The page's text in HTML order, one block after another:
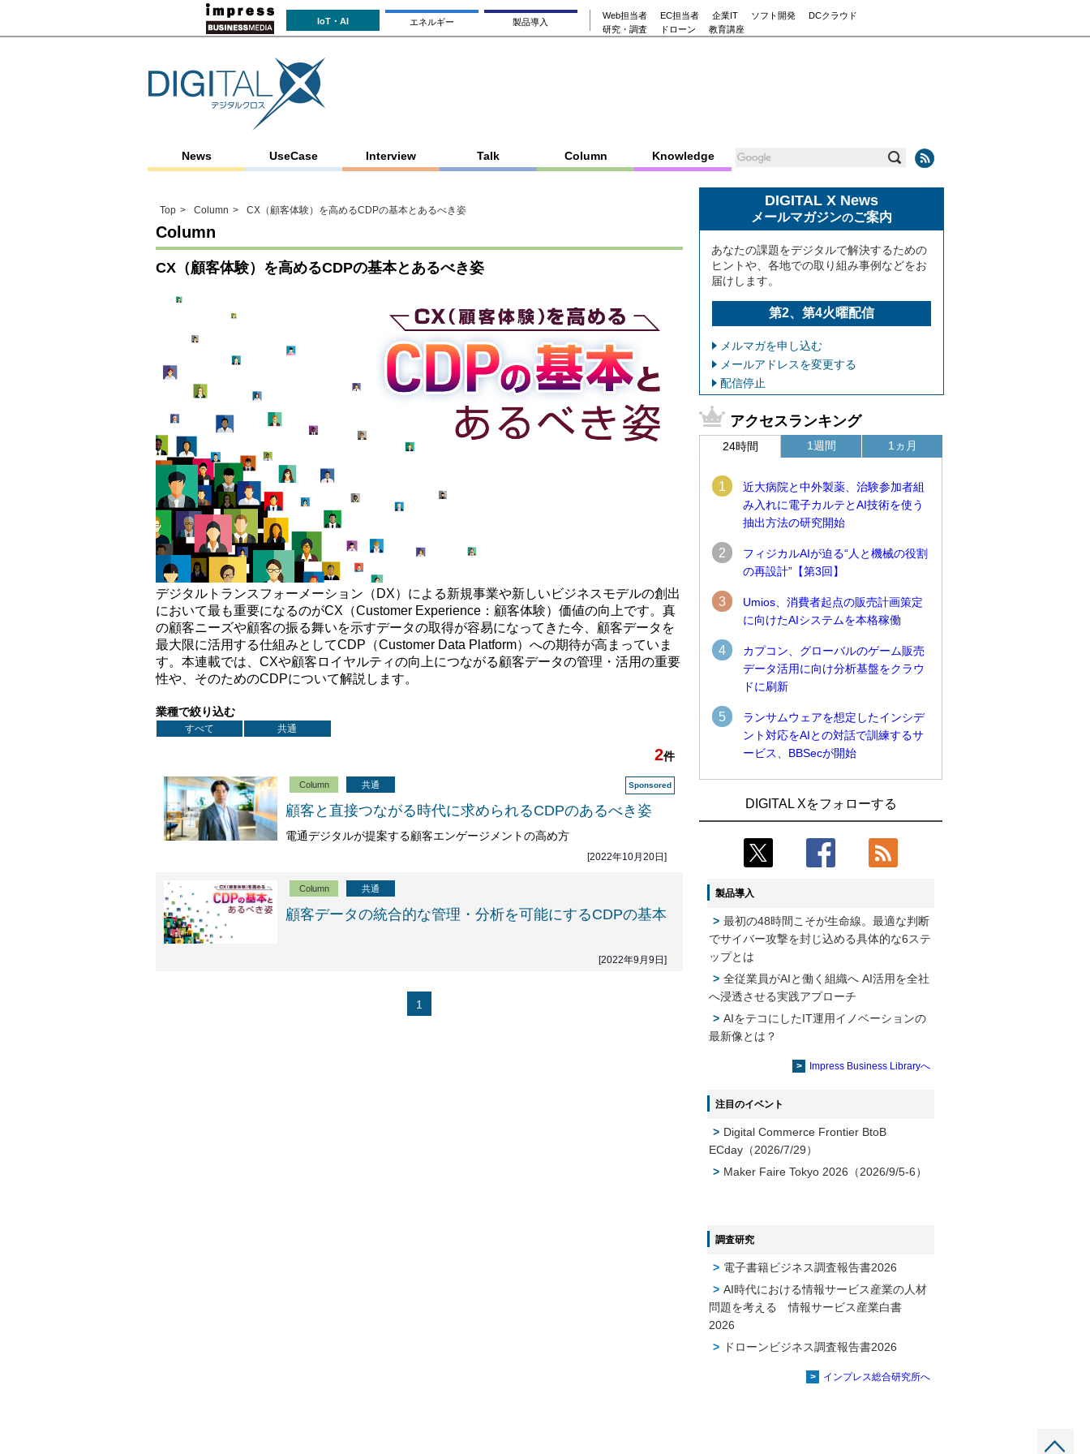
IoT・AI エネルギー 製品導入
Web担当者 EC担当者 企業IT ソフト開発
DCクラウド
研究・調査
ドローン 教育講座
News UseCase Interview Talk Column Knowledge
Top Column CX（顧客体験）を高めるCDPの基本とあるべき姿
Column
CX（顧客体験）を高めるCDPの基本とあるべき姿
デジタルトランスフォーメーション（DX）による新規事業や新しいビジネスモデルの創出
において最も重要になるのがCX（Customer Experience：顧客体験）価値の向上です。真
の顧客ニーズや顧客の振る舞いを示すデータの取得が容易になってきた今、顧客データを
最大限に活用する仕組みとしてCDP（Customer Data Platform）への期待が高まっていま
す。本連載では、CXや顧客ロイヤルティの向上につながる顧客データの管理・活用の重要
性や、そのためのCDPについて解説します。
業種で絞り込む
すべて 共通
2件
Column 共通
顧客と直接つながる時代に求められるCDPのあるべき姿
電通デジタルが提案する顧客エンゲージメントの高め方
[2022年10月20日]
Column 共通
顧客データの統合的な管理・分析を可能にするCDPの基本
[2022年9月9日]
1
DIGITAL X News
メールマガジンのご案内
あなたの課題をデジタルで解決するための
ヒントや、各地での取り組み事例などをお
届けします。
第2、第4火曜配信
メルマガを申し込む
メールアドレスを変更する
配信停止
アクセスランキング
24時間
1
近大病院と中外製薬、治験参加者組
み入れに電子カルテとAI技術を使う
抽出方法の研究開始
2
フィジカルAIが迫る“人と機械の役割
の再設計”【第3回】
3
Umios、消費者起点の販売計画策定
に向けたAIシステムを本格稼働
4
カプコン、グローバルのゲーム販売
データ活用に向け分析基盤をクラウ
ドに刷新
5
ランサムウェアを想定したインシデ
ント対応をAIとの対話で訓練するサ
ービス、BBSecが開始
1週間
けたAIシステムを本格稼働
近大病院と中外製薬、治験参加者組み入
れに電子カルテとAI技術を使う抽出方法
3
歩行ロボット利用を検証
4
【COMPUTEX 2026：Arm編】チップ自
社製造で鍵を握る台湾サプライチェー
ン、英Armが連携を強調
製造業の現場の暗黙知を組織横断で活用
するためのナレッジ管理基盤、LIGHTzが
1ヵ月
仮想化技術を使う統合基盤を本格稼働
鹿島建設、鋼管柱へのコンクリート充填
時の異常を検出するAIを遠隔監視システ
3
めているのか【第25回】
4
製造業の現場の暗黙知を組織横断で活用
するためのナレッジ管理基盤、LIGHTzが
提供
Umios、消費者起点の販売計画策定に向
けたAIシステムを本格稼働
DIGITAL Xをフォローする
製品導入
最初の48時間こそが生命線。最適な判断
でサイバー攻撃を封じ込める具体的な6ステ
ップとは
全従業員がAIと働く組織へ AI活用を全社
へ浸透させる実践アプローチ
AIをテコにしたIT運用イノベーションの
最新像とは？
Impress Business Libraryへ
注目のイベント
Digital Commerce Frontier BtoB
ECday（2026/7/29）
Maker Faire Tokyo 2026（2026/9/5-6）
調査研究
電子書籍ビジネス調査報告書2026
AI時代における情報サービス産業の⼈材
問題を考える 情報サービス産業⽩書
2026
ドローンビジネス調査報告書2026
インプレス総合研究所へ